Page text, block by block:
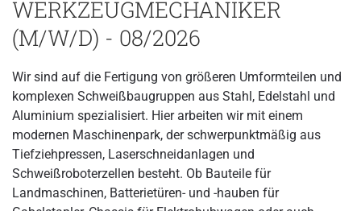
WERKZEUGMECHANIKER
(M/W/D) - 08/2026
Wir sind auf die Fertigung von größeren Umformteilen und
komplexen Schweißbaugruppen aus Stahl, Edelstahl und
Aluminium spezialisiert. Hier arbeiten wir mit einem
modernen Maschinenpark, der schwerpunktmäßig aus
Tiefziehpressen, Laserschneidanlagen und
Schweißroboterzellen besteht. Ob Bauteile für
Landmaschinen, Batterietüren- und -hauben für